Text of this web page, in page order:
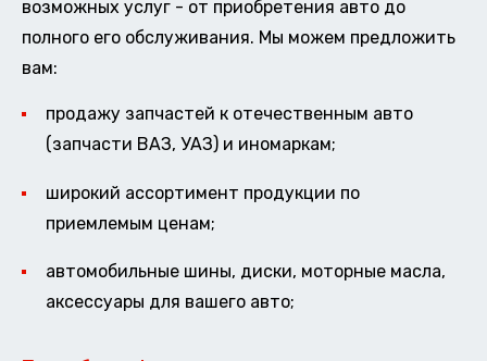
возможных услуг - от приобретения авто до
полного его обслуживания. Мы можем предложить
вам:
продажу запчастей к отечественным авто
(запчасти ВАЗ, УАЗ) и иномаркам;
широкий ассортимент продукции по
приемлемым ценам;
автомобильные шины, диски, моторные масла,
аксессуары для вашего авто;